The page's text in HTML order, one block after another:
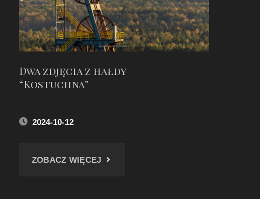
Dwa zdjęcia z hałdy
“Kostuchna”
2024-10-12
ZOBACZ WIĘCEJ"DWA